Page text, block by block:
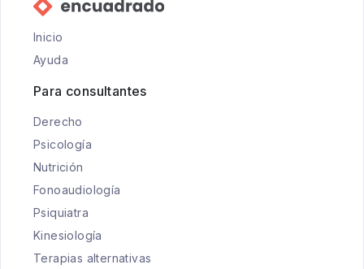
Inicio
Ayuda
Para consultantes
Derecho
Psicología
Nutrición
Fonoaudiología
Psiquiatra
Kinesiología
Terapias alternativas